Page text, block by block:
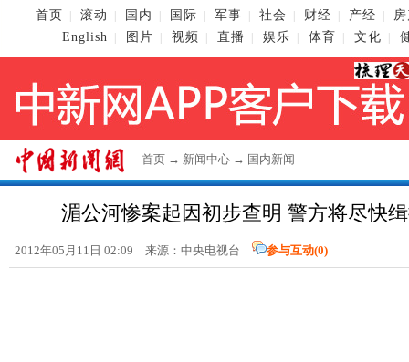
首页 滚动 国内 国际 军事 社会 财经 产经
English
图片 视频 直播 娱乐 体育 文化
首页 → 新闻中心 → 国内新闻
湄公河惨案起因初步查明 警方将尽快
2012年05月11日 02:09 来源：中央电视台 参与互动(0)